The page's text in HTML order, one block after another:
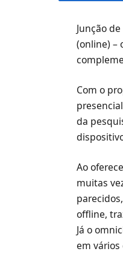
Junção
(online) –
Com o
da
Ao
muitas
offline,
Já o
em